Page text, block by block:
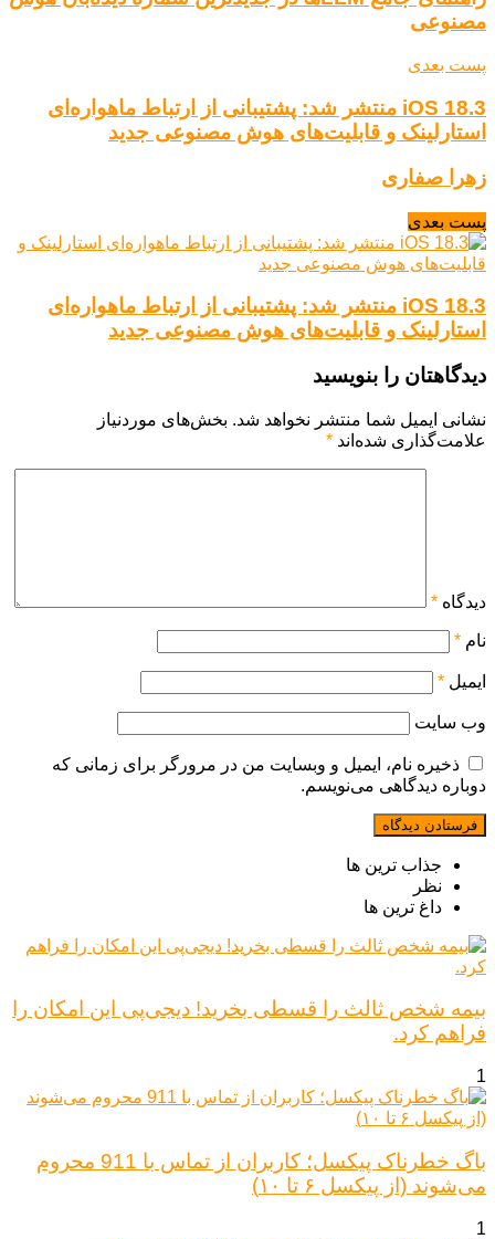
مصنوعی
پست بعدی
iOS 18.3 منتشر شد: پشتیبانی از ارتباط ماهواره‌ای
استارلینک و قابلیت‌های هوش مصنوعی جدید
زهرا صفاری
پست بعدی
iOS 18.3 منتشر شد: پشتیبانی از ارتباط ماهواره‌ای
استارلینک و قابلیت‌های هوش مصنوعی جدید
دیدگاهتان را بنویسید
نشانی ایمیل شما منتشر نخواهد شد. بخش‌های موردنیاز
علامت‌گذاری شده‌اند *
دیدگاه *
نام *
ایمیل *
وب‌ سایت
ذخیره نام، ایمیل و وبسایت من در مرورگر برای زمانی که
دوباره دیدگاهی می‌نویسم.
جذاب ترین ها
نظر
داغ ترین ها
بیمه شخص ثالث را قسطی بخرید! دیجی‌پی این امکان را
فراهم کرد.
1
باگ خطرناک پیکسل؛ کاربران از تماس با 911 محروم
می‌شوند (از پیکسل ۶ تا ۱۰)
1